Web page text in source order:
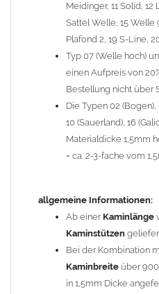
Lieferzeit: ca. 1-2 Wochen nach
Sonderanfertigung: Die
angefertigt - keine Rücknahme
Zum Bild vergößern, bitte auf
Meidinger, 11 Solid, 12
Sattel Welle, 15 Welle
Plafond 2, 19 S-Line,
Typ 07 (Welle hoch)
einen Aufpreis von
Bestellung nicht über
Die Typen 02
10 (Sauerland), 16
Materialdicke 1,5mm
= ca. 2-3-fache vom
allgemeine Informationen:
Ab einer Kaminlänge
Kaminstützen
Bei der Kombination
Kaminbreite über
in 1,5mm Dicke